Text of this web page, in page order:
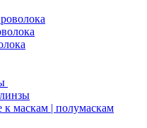
маскам | полумаскам